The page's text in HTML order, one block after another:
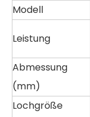
Modell
Leistung
Abmessung
(mm)
Lochgröße